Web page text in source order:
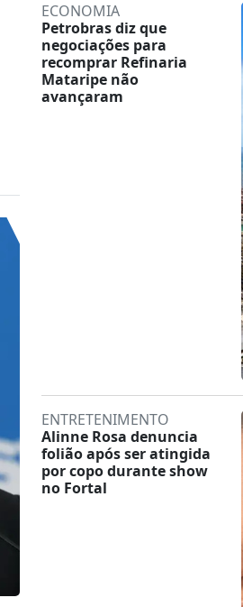
ECONOMIA
Petrobras diz que
negociações para
recomprar Refinaria
Mataripe não
avançaram
ENTRETENIMENTO
Alinne Rosa denuncia
folião após ser atingida
por copo durante show
no Fortal